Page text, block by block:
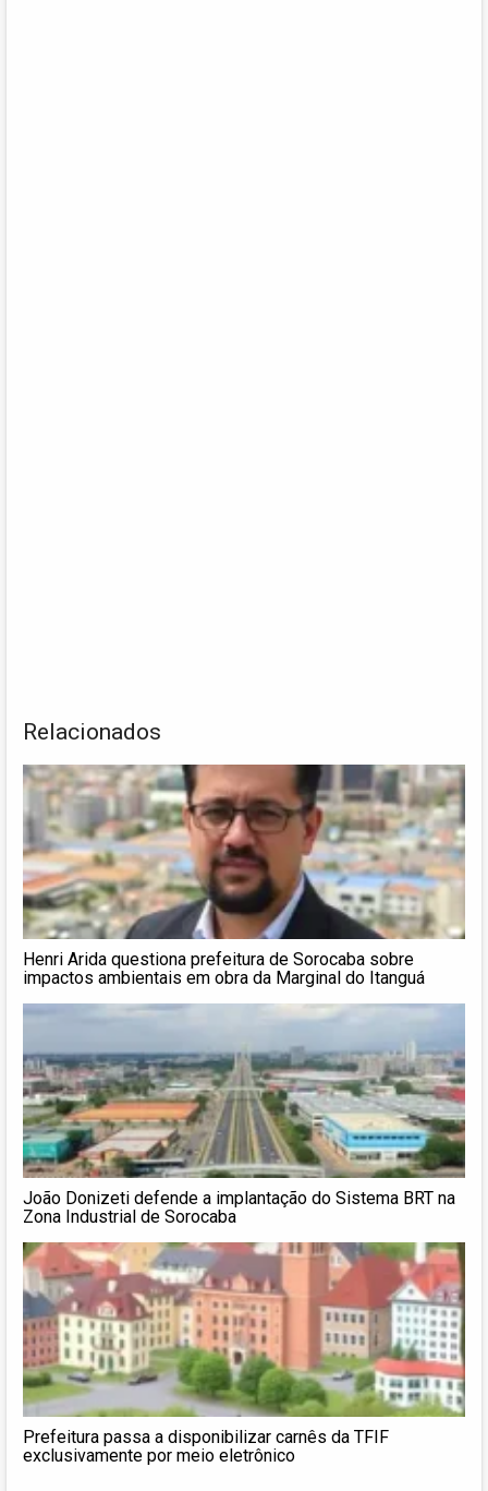
Relacionados
Henri Arida questiona prefeitura de Sorocaba sobre
impactos ambientais em obra da Marginal do Itanguá
João Donizeti defende a implantação do Sistema BRT na
Zona Industrial de Sorocaba
Prefeitura passa a disponibilizar carnês da TFIF
exclusivamente por meio eletrônico